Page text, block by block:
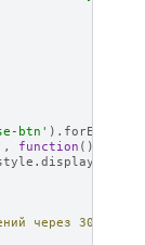
btn' ). forEach
, function ()
. display
через 30